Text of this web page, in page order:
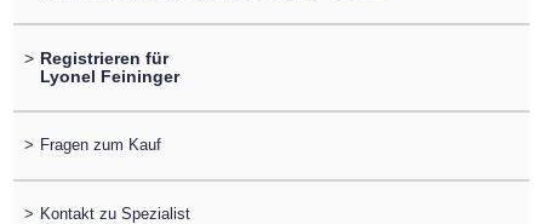
> Registrieren für
Lyonel Feininger
> Fragen zum Kauf
> Kontakt zu Spezialist